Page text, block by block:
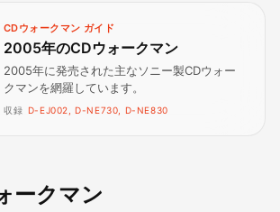
CDウォークマン ガイド
2005年のCDウォークマン
2005年に発売された主なソニー製CDウォー
クマンを網羅しています。
収録 D-EJ002, D-NE730, D-NE830
ークマン